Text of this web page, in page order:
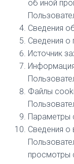
об иной
Сведения
Сведения о
Источник
Файлы
Параметры
Сведения о
просмотры